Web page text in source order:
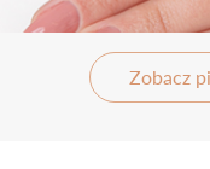
Zobacz